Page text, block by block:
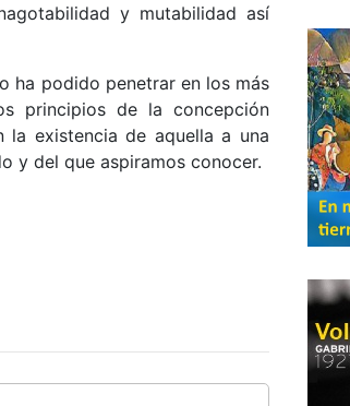
y mutabilidad así
ha podido penetrar en los más
principios de la concepción
existencia de aquella a una
y del que aspiramos conocer.